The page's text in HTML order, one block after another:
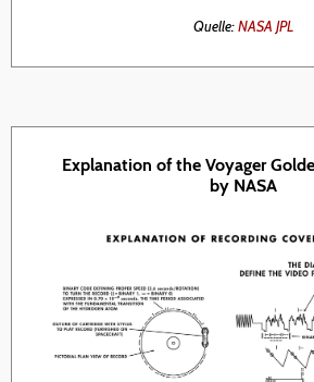
Quelle:NASA JPL
Explanation of the Voyager
by NASA